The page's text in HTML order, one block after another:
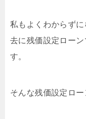
私もよくわからず
去に残価設定ロー
す。
そんな残価設定ロ